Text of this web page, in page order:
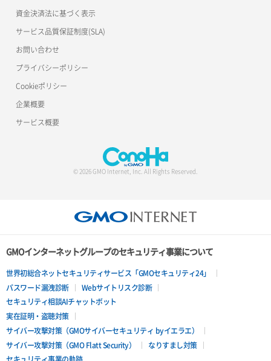
サーバー利用状況グラフ（ディスクIO）
サーバー削除
ポートデタッチ
ボリュームアタッチ
ボリュームデタッチ
ポート作成（追加IP用）
ポート削除
ポート詳細取得
ロードバランサー一覧取得
ロードバランサー削除
ロードバランサー更新
ロードバランサー詳細取得
ロードバランサー追加
資金決済法に基づく表示
サービス品質保証制度(SLA)
お問い合わせ
プライバシーポリシー
Cookieポリシー
企業概要
サービス概要
© 2026 GMO Internet, Inc. All Rights Reserved.
GMOインターネットグループのセキュリティ事業について
世界初総合ネットセキュリティサービス「GMOセキュリティ24」
パスワード漏洩診断
Webサイトリスク診断
セキュリティ相談AIチャットボット
実在証明・盗聴対策
サイバー攻撃対策（GMOサイバーセキュリティ byイエラエ）
サイバー攻撃対策（GMO Flatt Security）
なりすまし対策